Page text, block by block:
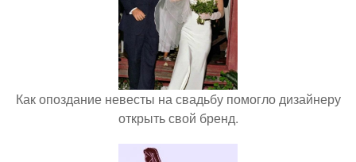
Как опоздание невесты на свадьбу помогло дизайнеру
открыть свой бренд.